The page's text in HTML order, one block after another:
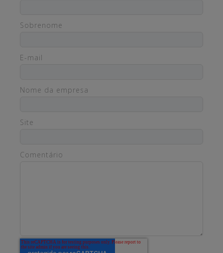
Sobrenome
E-mail
Nome da empresa
Site
Comentário